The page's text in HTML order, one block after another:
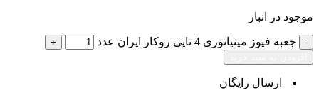
موجود در انبار
جعبه فیوز مینیاتوری 4 تایی روکار ایران عدد
ارسال رایگان